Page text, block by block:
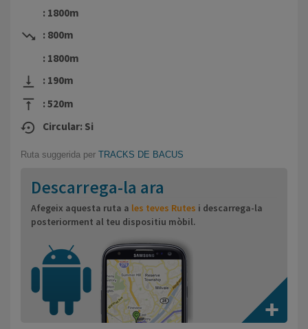
: 1800m
trending_down
: 800m
: 1800m
vertical_align_bottom : 190m
vertical_align_top : 520m
settings_backup_restore Circular: Si
Ruta suggerida per TRACKS DE BACUS
Descarrega-la ara
Afegeix aquesta ruta a les teves Rutes i descarrega-la
posteriorment al teu dispositiu mòbil.